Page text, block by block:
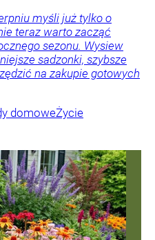
myśli już tylko o
teraz warto zacząć
sezonu. Wysiew
sadzonki, szybsze
na zakupie gotowych
domoweŻycie